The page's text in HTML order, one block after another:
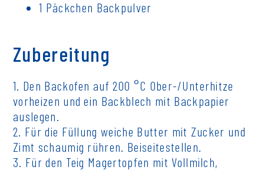
1 Päckchen Backpulver
Zubereitung
1. Den Backofen auf 200 °C Ober-/Unterhitze
vorheizen und ein Backblech mit Backpapier
auslegen.
2. Für die Füllung weiche Butter mit Zucker und
Zimt schaumig rühren. Beiseitestellen.
3. Für den Teig Magertopfen mit Vollmilch,